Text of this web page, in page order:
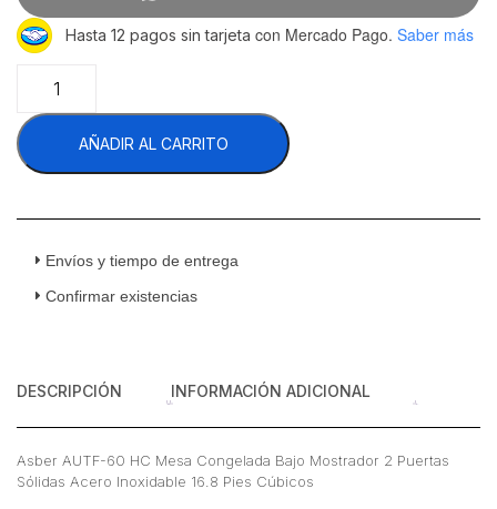
Hasta 12 pagos sin tarjeta con Mercado Pago. Saber más
AUTF-
60
HC
Mesa
Bajo
Sólidas
Pies
Cúbicos
AÑADIR AL CARRITO
Envíos y tiempo de entrega
Confirmar existencias
DESCRIPCIÓN INFORMACIÓN ADICIONAL
Asber AUTF-60 HC Mesa Congelada Bajo Mostrador 2 Puertas
Sólidas Acero Inoxidable 16.8 Pies Cúbicos